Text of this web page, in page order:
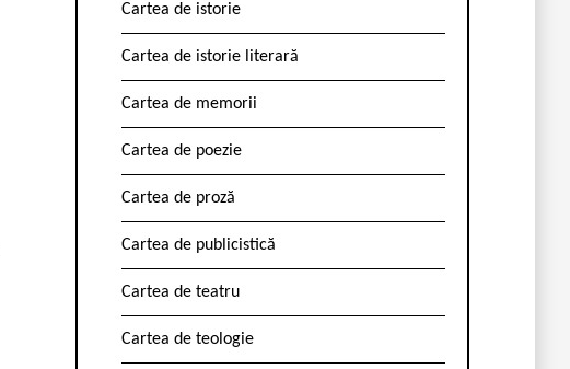
Cartea de istorie
Cartea de istorie literară
Cartea de memorii
Cartea de poezie
Cartea de proză
Cartea de publicistică
Cartea de teatru
Cartea de teologie